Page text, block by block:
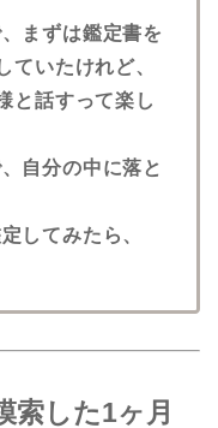
まずは鑑定書を
ていたけれど、
と話すって楽し
自分の中に落と
してみたら、
索した1ヶ月